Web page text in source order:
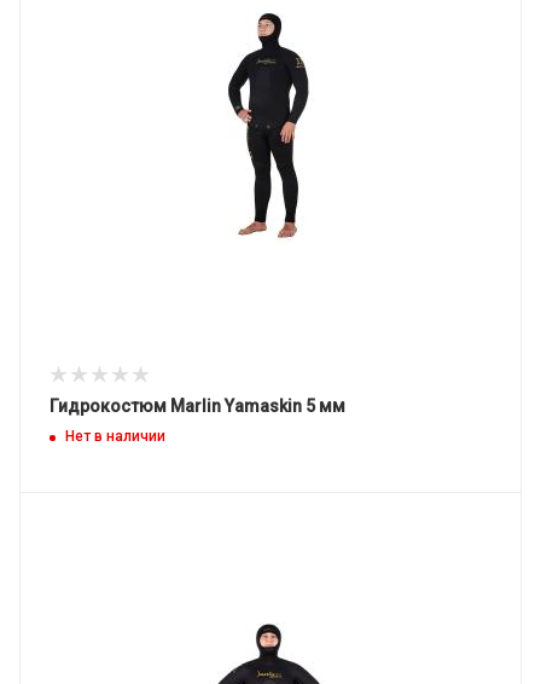
Гидрокостюм Marlin Yamaskin 5 мм
Нет в наличии